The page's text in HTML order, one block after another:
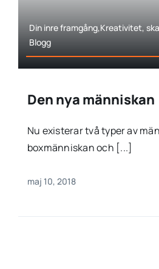
Din inre framgång,Kreativitet,
Blogg
Den nya människan
Nu existerar två typer av
boxmänniskan och [...]
maj 10, 2018